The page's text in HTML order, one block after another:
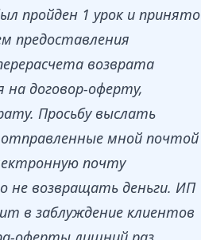
пройден 1 урок и принято
предоставления
возврата
на договор-оферту,
Просьбу выслать
мной почтой
почту
не возвращать деньги. ИП
в заблуждение клиентов